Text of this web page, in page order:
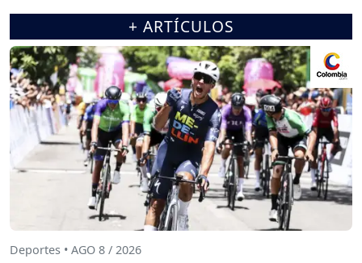
+ ARTÍCULOS
Deportes • AGO 8 / 2026